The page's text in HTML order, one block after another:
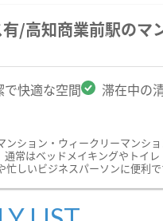
/高知商業前駅のマ
で快適な空間 滞在中の
ション・ウィークリーマンシ
常はベッドメイキングやトイ
しいビジネスパーソンに便利で